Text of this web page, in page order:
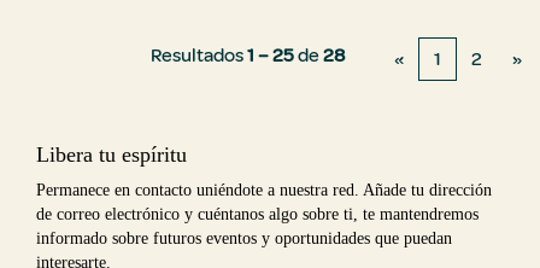
Resultados1 – 25de28 « 1 2 »
Libera tu espíritu
Permanece en contacto uniéndote a nuestra red. Añade tu dirección
de correo electrónico y cuéntanos algo sobre ti, te mantendremos
informado sobre futuros eventos y oportunidades que puedan
interesarte.